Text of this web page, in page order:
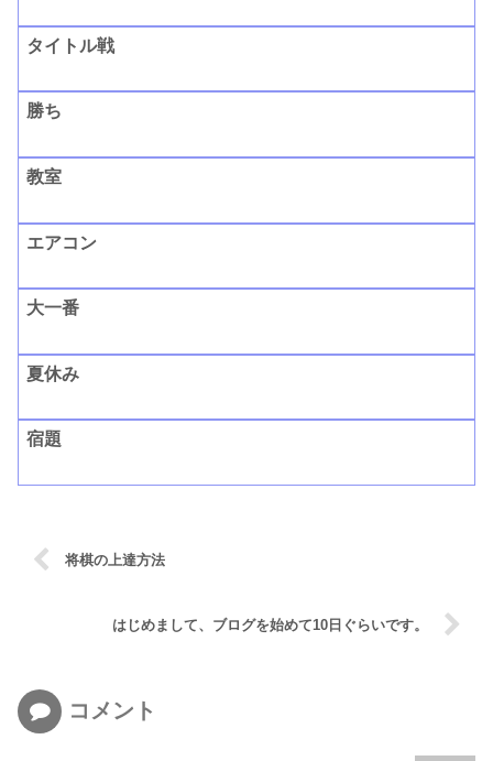
タイトル戦
勝ち
教室
エアコン
大一番
夏休み
宿題
将棋の上達方法
はじめまして、ブログを始めて10日ぐらいです。
コメント